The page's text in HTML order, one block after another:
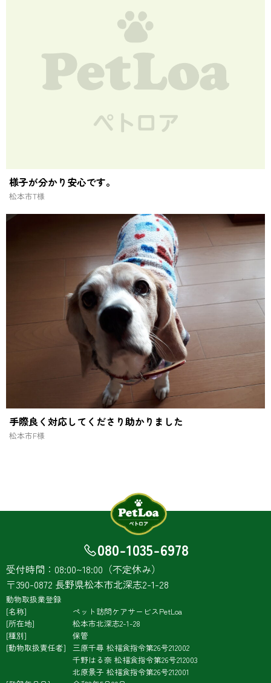
様子が分かり安心です。
松本市T様
手際良く対応してくださり助かりました
松本市F様
080-1035-6978
受付時間：08:00~18:00（不定休み）
〒390-0872 長野県松本市北深志2-1-28
動物取扱業登録
名称
ペット訪問ケアサービスPetLoa
所在地
松本市北深志2-1-28
種別
保管
動物取扱責任者
三原千尋 松福食指令第26号212002
千野はる奈 松福食指令第26号212003
北原景子 松福食指令第26号212001